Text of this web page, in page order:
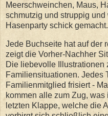
Meerschweinchen, Maus,
schmutzig und struppig
Hasenparty schick gemacht.
Jede Buchseite hat auf der
zeigt die Vorher-Nachher
Die liebevolle
Familiensituationen. Jedes
Familienmitglied frisiert -
kommen alle zum Zug,
letzten Klappe, welche die